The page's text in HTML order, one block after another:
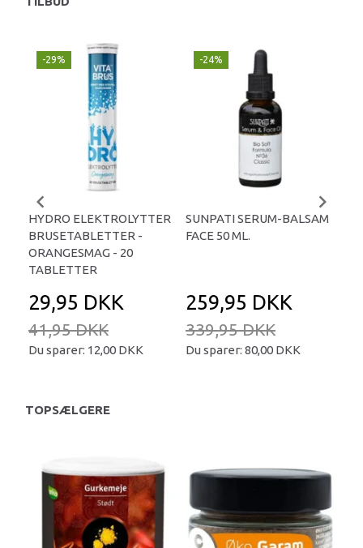
-29%
HYDRO ELEKTROLYTTER
BRUSETABLETTER -
ORANGESMAG - 20
TABLETTER
29,95 DKK
41,95 DKK
Du sparer: 12,00 DKK
-24%
SUNPATI SERUM-BALSAM
FACE 50 ML.
259,95 DKK
339,95 DKK
Du sparer: 80,00 DKK
TOPSÆLGERE